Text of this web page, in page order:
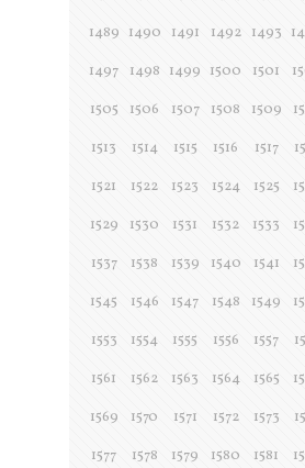
1489 1490 1491 1492 1493
1497
1498 1499 1500 1501
1505
1506 1507 1508 1509
1513
1514 1515 1516 1517
1521
1522 1523 1524 1525
1529
1530 1531 1532 1533
1537
1538 1539 1540 1541
1545
1546 1547 1548 1549
1553
1554 1555 1556 1557
1561
1562 1563 1564 1565
1569
1570 1571 1572 1573
1577
1578 1579 1580 1581